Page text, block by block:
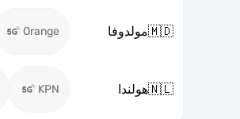
🇲🇩مولدوفا Orange
🇳🇱هولندا KPN